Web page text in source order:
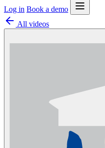
Log in Book a demo
All videos